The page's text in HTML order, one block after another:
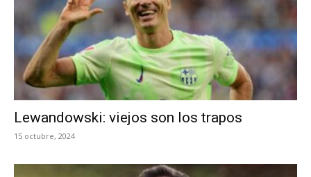
Lewandowski: viejos son los trapos
15 octubre, 2024